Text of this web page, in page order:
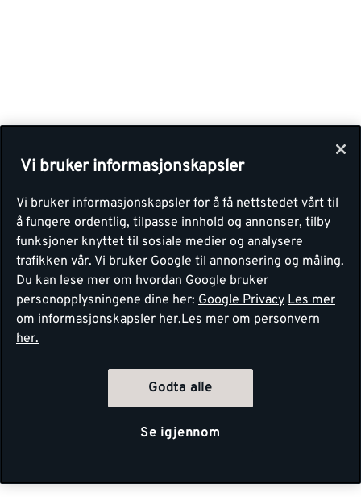
Vi bruker informasjonskapsler
Vi bruker informasjonskapsler for å få nettstedet vårt til
å fungere ordentlig, tilpasse innhold og annonser, tilby
funksjoner knyttet til sosiale medier og analysere
trafikken vår. Vi bruker Google til annonsering og måling.
Du kan lese mer om hvordan Google bruker
personopplysningene dine her: Google Privacy Les mer
om informasjonskapsler her.Les mer om personvern
her.
Godta alle
Se igjennom